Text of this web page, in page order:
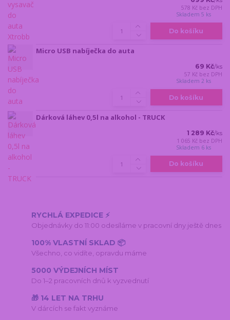
578 Kč bez DPH
Skladem 5 ks
Do košíku
Micro USB nabíječka do auta
69 Kč/ks
57 Kč bez DPH
Skladem 2 ks
Do košíku
Dárková láhev 0,5l na alkohol - TRUCK
1 289 Kč/ks
1 065 Kč bez DPH
Skladem 6 ks
Do košíku
RYCHLÁ EXPEDICE ⚡
Objednávky do 11:00 odesíláme v pracovní dny ještě dnes
100% VLASTNÍ SKLAD 📦
Všechno, co vidíte, opravdu máme
5000 VÝDEJNÍCH MÍST
Do 1–2 pracovních dnů k vyzvednutí
🎁 14 LET NA TRHU
V dárcích se fakt vyznáme